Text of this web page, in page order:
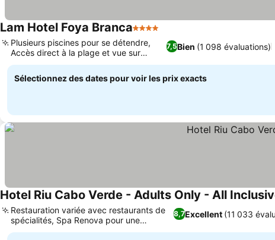
Lam Hotel Foya Branca4 Étoiles
7,5Bien (1 098 évaluations)
Plusieurs piscines pour se détendre,
Accès direct à la plage et vue sur
l'océan
Sélectionnez des dates pour voir les prix exacts
Hotel Riu Cabo Verde - Adults Only - All
8,7Excellent (11 033
Restauration variée avec restaurants de
spécialités, Spa Renova pour une
relaxation ultime